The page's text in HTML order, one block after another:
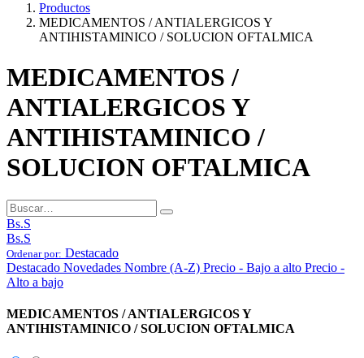
Productos
MEDICAMENTOS / ANTIALERGICOS Y
ANTIHISTAMINICO / SOLUCION OFTALMICA
MEDICAMENTOS /
ANTIALERGICOS Y
ANTIHISTAMINICO /
SOLUCION OFTALMICA
Bs.S
Bs.S
Ordenar por: Destacado
Destacado Novedades Nombre (A-Z) Precio - Bajo a alto Precio -
Alto a bajo
MEDICAMENTOS / ANTIALERGICOS Y
ANTIHISTAMINICO / SOLUCION OFTALMICA